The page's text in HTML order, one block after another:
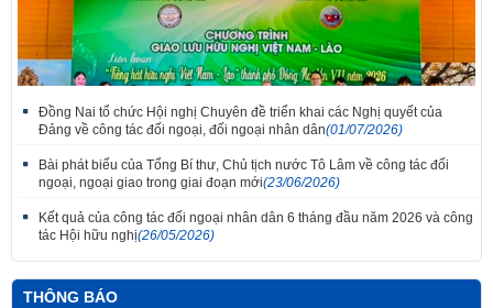
Đồng Nai tổ chức Hội nghị Chuyên đề triển khai các Nghị quyết của
Đảng về công tác đối ngoại, đối ngoại nhân dân(01/07/2026)
Bài phát biểu của Tổng Bí thư, Chủ tịch nước Tô Lâm về công tác đối
ngoại, ngoại giao trong giai đoạn mới(23/06/2026)
Kết quả của công tác đối ngoại nhân dân 6 tháng đầu năm 2026 và công
tác Hội hữu nghị(26/05/2026)
THÔNG BÁO